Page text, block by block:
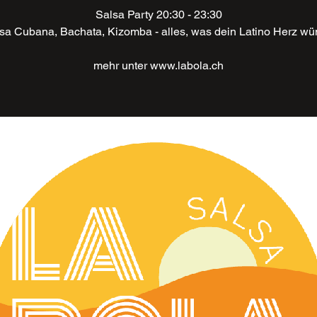
Salsa Party 20:30 - 23:30
Cubana, Bachata, Kizomba - alles, was dein Latino Herz
mehr unter www.labola.ch